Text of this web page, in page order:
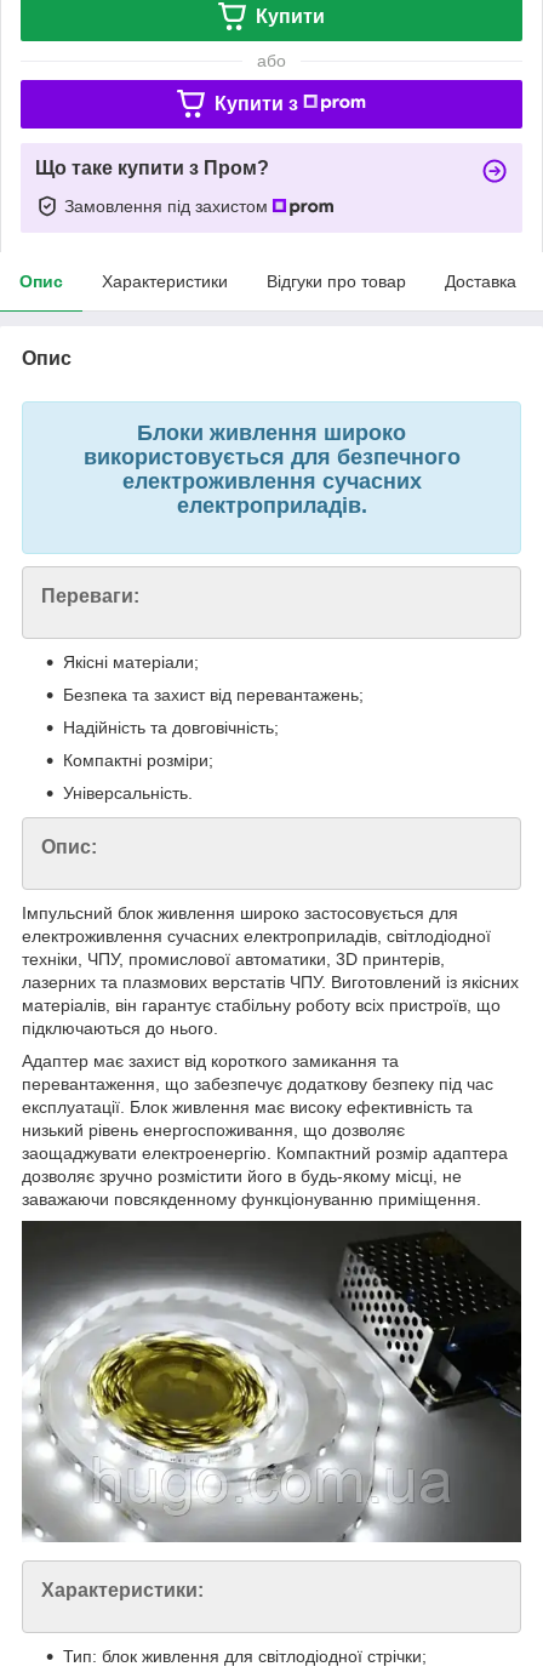
Купити
або
Купити з
Що таке купити з Пром?
Замовлення під захистом
Опис Характеристики Відгуки про товар Доставка
Опис
Блоки живлення широко
використовується для безпечного
електроживлення сучасних
електроприладів.
Переваги:
Якісні матеріали;
Безпека та захист від перевантажень;
Надійність та довговічність;
Компактні розміри;
Універсальність.
Опис:
Імпульсний блок живлення широко застосовується для
електроживлення сучасних електроприладів, світлодіодної
техніки, ЧПУ, промислової автоматики, 3D принтерів,
лазерних та плазмових верстатів ЧПУ. Виготовлений із якісних
матеріалів, він гарантує стабільну роботу всіх пристроїв, що
підключаються до нього.
Адаптер має захист від короткого замикання та
перевантаження, що забезпечує додаткову безпеку під час
експлуатації. Блок живлення має високу ефективність та
низький рівень енергоспоживання, що дозволяє
заощаджувати електроенергію. Компактний розмір адаптера
дозволяє зручно розмістити його в будь-якому місці, не
заважаючи повсякденному функціонуванню приміщення.
Характеристики:
Тип: блок живлення для світлодіодної стрічки;